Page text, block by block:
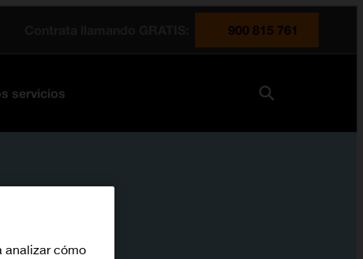
900 815 761
servicios
analizar cómo